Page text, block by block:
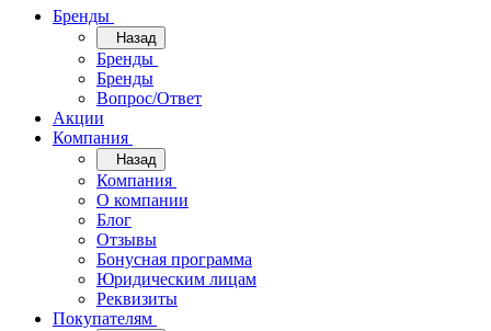
Бренды
Назад
Бренды
Бренды
Вопрос/Ответ
Акции
Компания
Назад
Компания
О компании
Блог
Отзывы
Бонусная программа
Юридическим лицам
Реквизиты
Покупателям